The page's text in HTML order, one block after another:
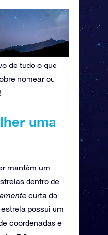
de tudo o que
nomear ou
uma
mantém um
dentro de
curta do
possui um
coordenadas e